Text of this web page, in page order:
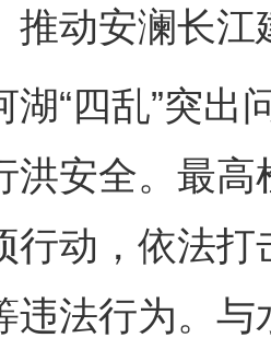
动安澜长江
四乱”突出
洪安全。最
行动，依法
违法行为。